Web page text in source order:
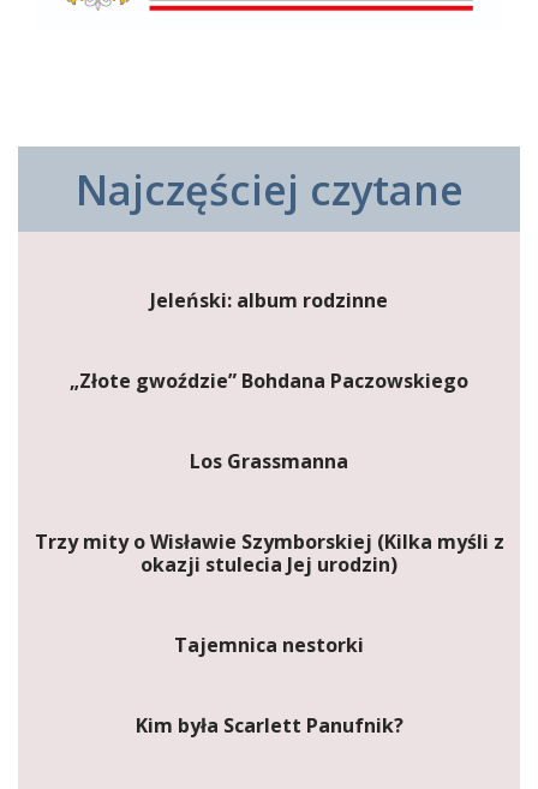
Najczęściej czytane
Jeleński: album rodzinne
„Złote gwoździe” Bohdana Paczowskiego
Los Grassmanna
Trzy mity o Wisławie Szymborskiej (Kilka myśli z
okazji stulecia Jej urodzin)
Tajemnica nestorki
Kim była Scarlett Panufnik?